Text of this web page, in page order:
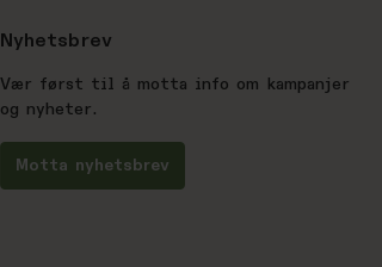
Nyhetsbrev
Vær først til å motta info om kampanjer
og nyheter.
Motta nyhetsbrev